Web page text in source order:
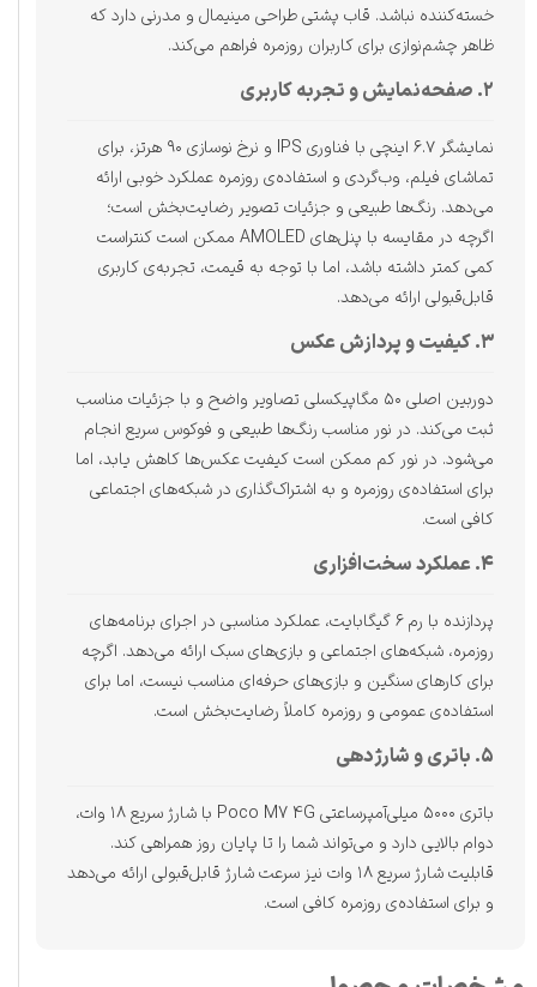
خسته‌کننده نباشد. قاب پشتی طراحی مینیمال و مدرنی دارد که
ظاهر چشم‌نوازی برای کاربران روزمره فراهم می‌کند.
۲. صفحه‌نمایش و تجربه کاربری
نمایشگر ۶.۷ اینچی با فناوری IPS و نرخ نوسازی ۹۰ هرتز، برای
تماشای فیلم، وب‌گردی و استفاده‌ی روزمره عملکرد خوبی ارائه
می‌دهد. رنگ‌ها طبیعی و جزئیات تصویر رضایت‌بخش است؛
اگرچه در مقایسه با پنل‌های AMOLED ممکن است کنتراست
کمی کمتر داشته باشد، اما با توجه به قیمت، تجربه‌ی کاربری
قابل‌قبولی ارائه می‌دهد.
۳. کیفیت و پردازش عکس
دوربین اصلی ۵۰ مگاپیکسلی تصاویر واضح و با جزئیات مناسب
ثبت می‌کند. در نور مناسب رنگ‌ها طبیعی و فوکوس سریع انجام
می‌شود. در نور کم ممکن است کیفیت عکس‌ها کاهش یابد، اما
برای استفاده‌ی روزمره و به اشتراک‌گذاری در شبکه‌های اجتماعی
کافی است.
۴. عملکرد سخت‌افزاری
پردازنده با رم ۶ گیگابایت، عملکرد مناسبی در اجرای برنامه‌های
روزمره، شبکه‌های اجتماعی و بازی‌های سبک ارائه می‌دهد. اگرچه
برای کارهای سنگین و بازی‌های حرفه‌ای مناسب نیست، اما برای
استفاده‌ی عمومی و روزمره کاملاً رضایت‌بخش است.
۵. باتری و شارژدهی
باتری ۵۰۰۰ میلی‌آمپرساعتی Poco M7 4G با شارژ سریع ۱۸ وات،
دوام بالایی دارد و می‌تواند شما را تا پایان روز همراهی کند.
قابلیت شارژ سریع ۱۸ وات نیز سرعت شارژ قابل‌قبولی ارائه می‌دهد
و برای استفاده‌ی روزمره کافی است.